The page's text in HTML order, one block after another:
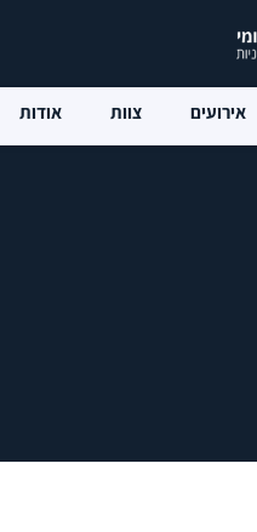
אירועים צוות אודות